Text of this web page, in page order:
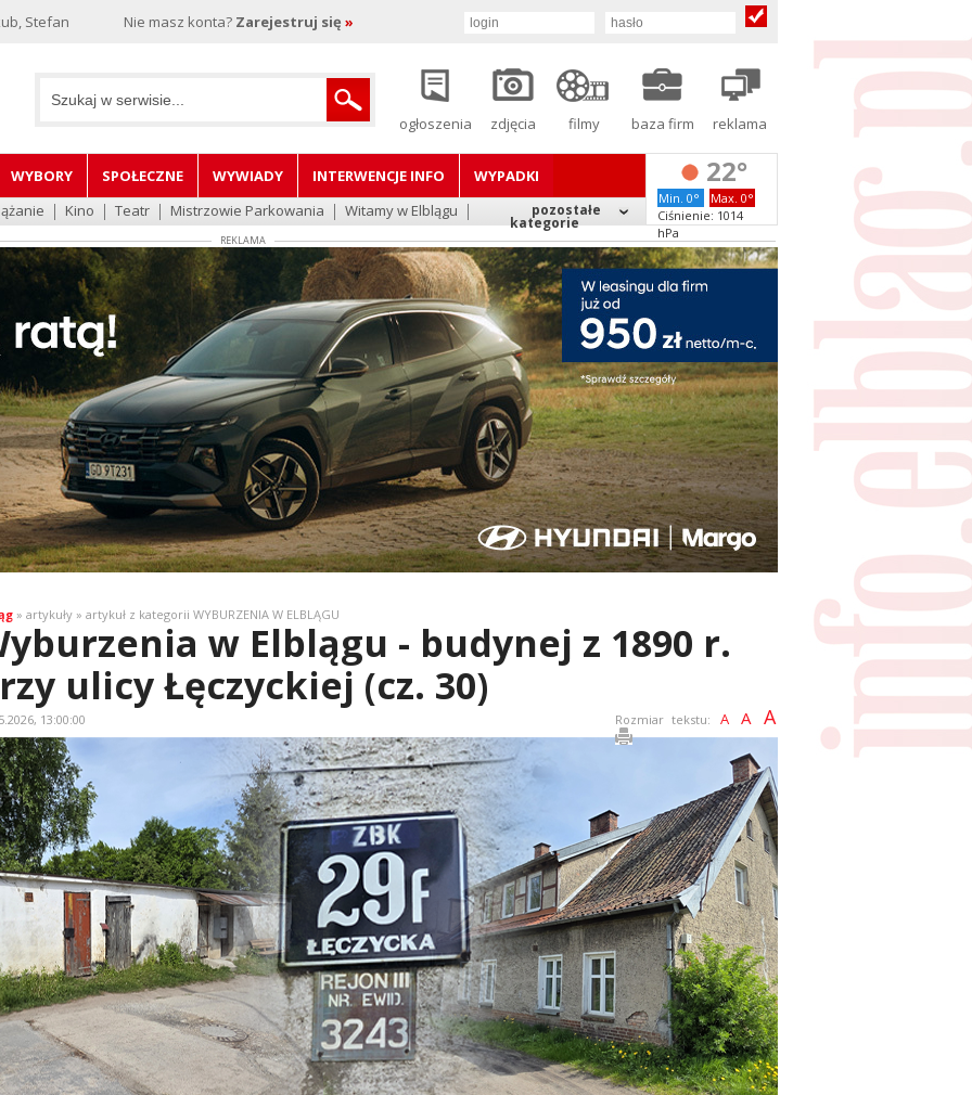
Stefan Nie masz konta? Zarejestruj się »
ogłoszenia zdjęcia filmy baza firm reklama
WYBORY SPOŁECZNE WYWIADY INTERWENCJE INFO
WYPADKI
Kino Teatr Mistrzowie Parkowania Witamy w Elblągu pozostałe
kategorie
22°
Min. 0°
Max. 0°
Ciśnienie: 1014
hPa
REKLAMA
» artykuły » artykuł z kategorii WYBURZENIA W ELBLĄGU
w Elblągu - budynej z 1890 r.
ulicy Łęczyckiej (cz. 30)
13:00:00 Rozmiar tekstu: A A A